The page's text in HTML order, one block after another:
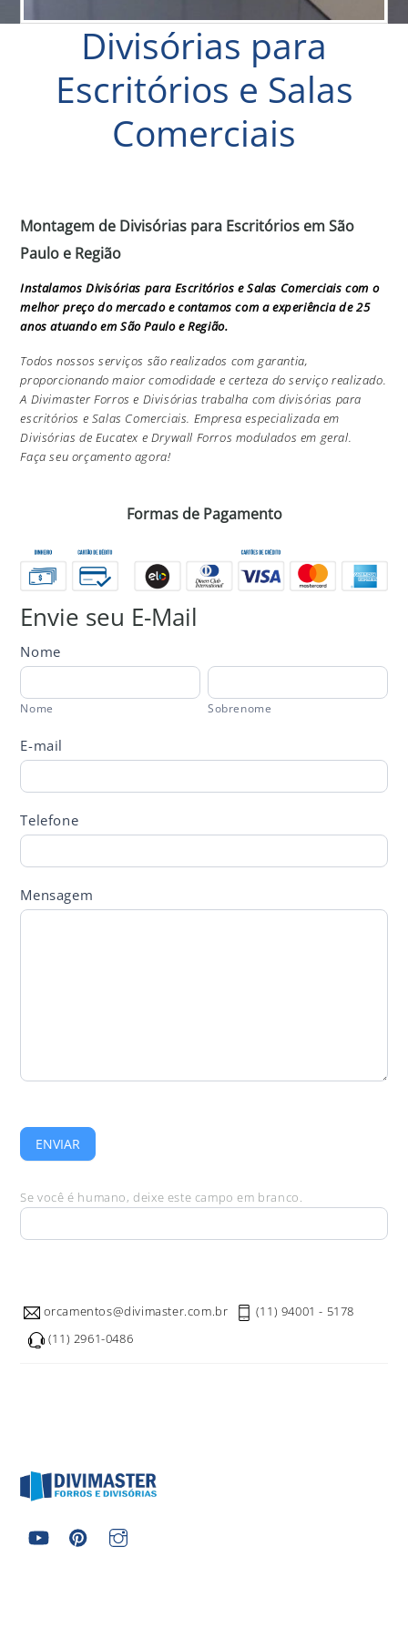
Divisórias para
Escritórios e Salas
Comerciais
Montagem de Divisórias para Escritórios em São
Paulo e Região
Instalamos Divisórias para Escritórios e Salas Comerciais com o
melhor preço do mercado e contamos com a experiência de 25
anos atuando em São Paulo e Região.
Todos nossos serviços são realizados com garantia,
proporcionando maior comodidade e certeza do serviço realizado.
A Divimaster Forros e Divisórias trabalha com divisórias para
escritórios e Salas Comerciais. Empresa especializada em
Divisórias de Eucatex e Drywall Forros modulados em geral.
Faça seu orçamento agora!
Formas de Pagamento
Envie seu E-Mail
Formulário
Divimaster
Nome
Nome
Nome
Sobrenome
Sobrenome
E-mail
Telefone
Mensagem
ENVIAR
Se você é humano, deixe este campo em branco.
orcamentos@divimaster.com.br
(11) 94001 - 5178
(11) 2961-0486